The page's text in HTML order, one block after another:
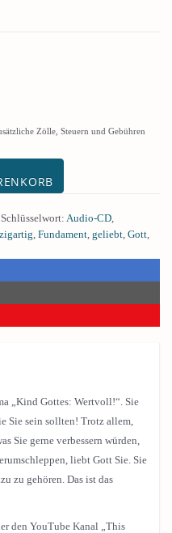
Zölle, Steuern und Gebühren
Schlüsselwort: Audio-CD
Fundament geliebt Gott
„Kind Gottes: Wertvoll!“. Sie
Sie sein sollten! Trotz allem,
Sie gerne verbessern würden,
liebt Gott Sie. Sie
zu gehören. Das ist das
den YouTube Kanal „This